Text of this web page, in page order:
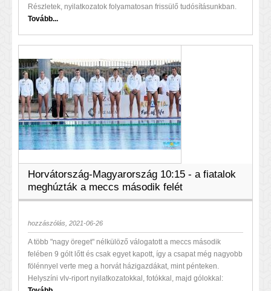
Részletek, nyilatkozatok folyamatosan frissülő tudósításunkban.
Tovább...
Horvátország-Magyarország 10:15 - a fiatalok
meghúzták a meccs második felét
hozzászólás, 2021-06-26
A több "nagy öreget" nélkülöző válogatott a meccs második
felében 9 gólt lőtt és csak egyet kapott, így a csapat még nagyobb
fölénnyel verte meg a horvát házigazdákat, mint pénteken.
Helyszíni vlv-riport nyilatkozatokkal, fotókkal, majd gólokkal: